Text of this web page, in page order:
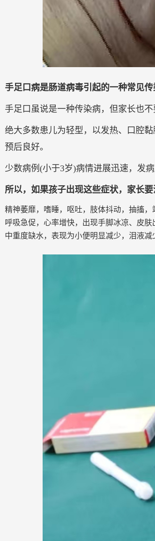
手足口病是肠道病毒引起的一种常见
手足口虽说是一种传染病，但家长也
绝大多数患儿为轻型，以发热、口腔
预后良好。
少数病例(小于3岁)病情进展迅速，发
所以，如果孩子出现这些症状，家长要
精神萎靡，嗜睡，呕吐，肢体抖动，抽搐，
呼吸急促，心率增快，出现手脚冰凉、皮肤
中重度缺水，表现为小便明显减少，泪液减